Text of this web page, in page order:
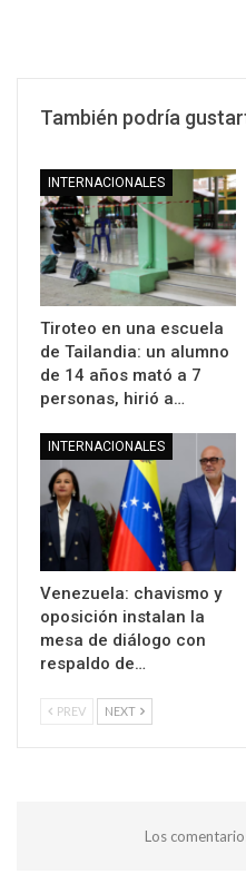
También podría
INTERNACIONALES
Tiroteo en una escuela
de Tailandia: un alumno
de 14 años mató a 7
personas, hirió a…
INTERNACIONALES
Venezuela: chavismo y
oposición instalan la
mesa de diálogo con
respaldo de…
PREV NEXT
Los